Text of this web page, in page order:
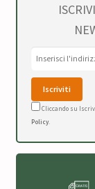
Cliccando su
Policy.